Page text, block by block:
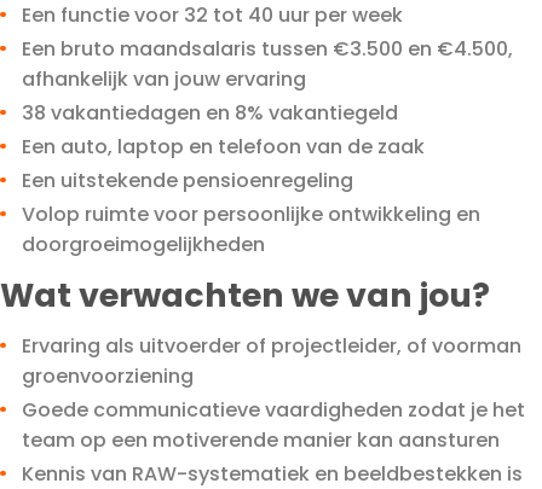
Een functie voor 32 tot 40 uur per week
Een bruto maandsalaris tussen €3.500 en €4.500,
afhankelijk van jouw ervaring
38 vakantiedagen en 8% vakantiegeld
Een auto, laptop en telefoon van de zaak
Een uitstekende pensioenregeling
Volop ruimte voor persoonlijke ontwikkeling en
doorgroeimogelijkheden
Wat verwachten we van jou?
Ervaring als uitvoerder of projectleider, of voorman
groenvoorziening
Goede communicatieve vaardigheden zodat je het
team op een motiverende manier kan aansturen
Kennis van RAW-systematiek en beeldbestekken is